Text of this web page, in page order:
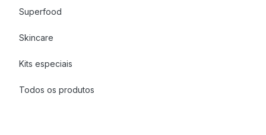
Superfood
Skincare
Kits especiais
Todos os produtos